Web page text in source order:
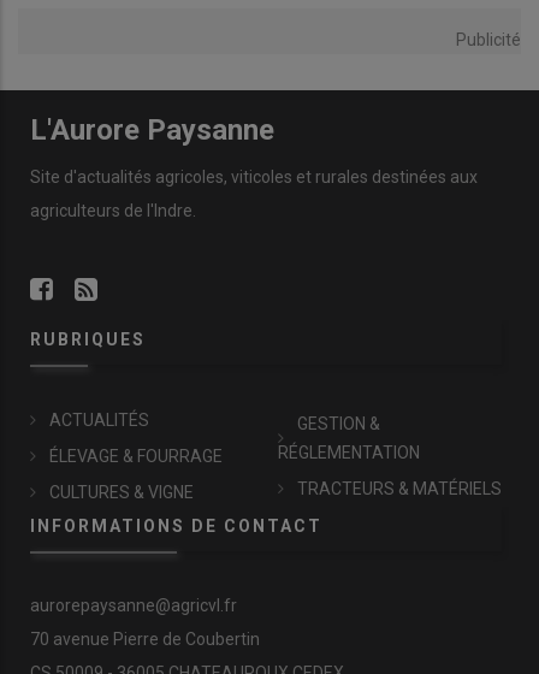
Publicité
L'Aurore Paysanne
Site d'actualités agricoles, viticoles et rurales destinées aux
agriculteurs de l'Indre.
RUBRIQUES
ACTUALITÉS
ÉLEVAGE & FOURRAGE
CULTURES & VIGNE
GESTION &
RÉGLEMENTATION
TRACTEURS & MATÉRIELS
INFORMATIONS DE CONTACT
aurorepaysanne@agricvl.fr
70 avenue Pierre de Coubertin